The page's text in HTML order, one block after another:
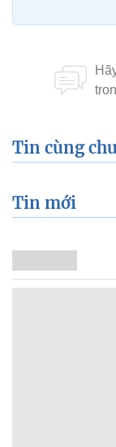
Tin cùng
Tin mới